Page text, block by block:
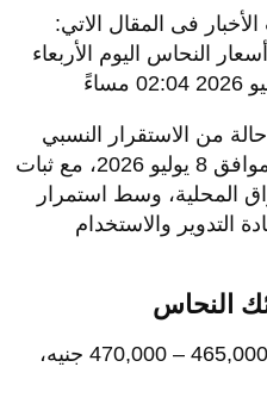
فى المقال الاتي:
ألف جنيه، أسعار النحاس اليوم الأربعاء
حالة من الاستقرار النسبي
2026، مع
ثبات
المحلية، وسط استمرار
التدوير والاستخدام
النحاس
: 465,000 – 470,000 جنيه،